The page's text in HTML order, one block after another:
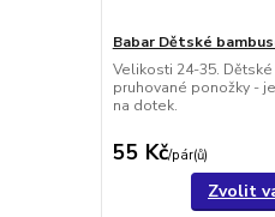
Babar Dětské
Velikosti 24-35.
pruhované ponožky -
na dotek.
55 Kč/pár(ů)
Zvolit